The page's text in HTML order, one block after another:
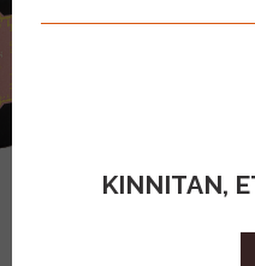
KINNITAN,